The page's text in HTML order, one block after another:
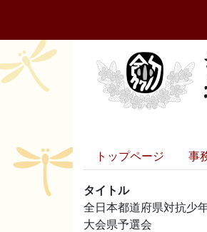
トップページ 事
タイトル
全日本都道府県対抗少
大会県予選会